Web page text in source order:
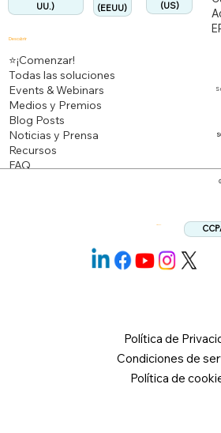
(EEUU)
UU.)
(US)
Descubrir
⭐¡Comenzar!
Todas las soluciones
Events & Webinars
Medios y Premios
Blog Posts
Noticias y Prensa
Recursos
FAQ
Política de
Condiciones de
Política de